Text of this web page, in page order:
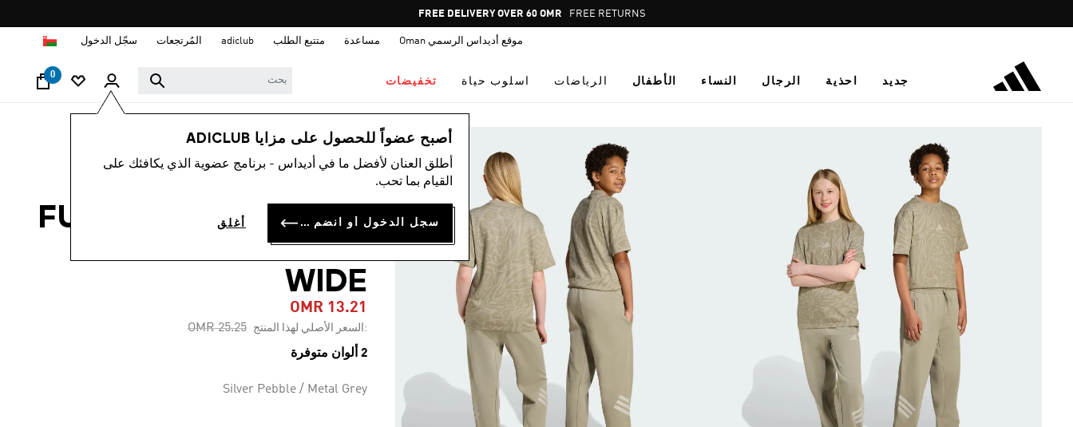
Pause
promotion
FREE DELIVERY OVER 60 OMR FREE RETURNS
موقع أديداس الرسمي Oman مساعدة متتبع الطلب adiclub المُرتجعات سجّل الدخول
جديد احذية الرجال النساء الأطفال الرياضات اسلوب حياة تخفيضات
0
أصبح عضواً للحصول على مزايا ADICLUB
أطلق العنان لأفضل ما في أديداس - برنامج عضوية الذي يكافئك على
القيام بما تحب.
سجل الدخول أو انضم الآن أغلق
الأطفال الملابس
بنطال للأطفال FUTURE
ICONS 3-STRIPES
WIDE
OMR 13.21
:السعر الأصلي لهذا المنتج Price reduced from
OMR 25.25
to
2 ألوان متوفرة
Silver Pebble / Metal Grey